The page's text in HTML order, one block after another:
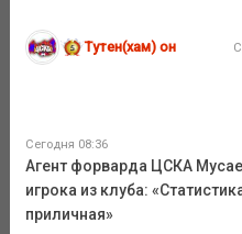
Тутен(хам) он
Сегодня 08:36
Агент форварда ЦСКА
игрока из клуба:
приличная»